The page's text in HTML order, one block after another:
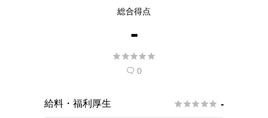
総合得点
-

 0
給料・福利厚生  -